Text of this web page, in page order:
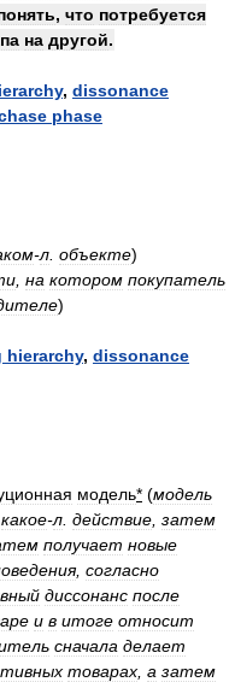
, что потребуется
на другой.
, dissonance
phase
-л объекте)
на котором покупатель
)
hierarchy, dissonance
модель* (модель
какое-л действие затем
получает новые
, согласно
диссонанс после
и в итоге относит
сначала делает
товарах а затем